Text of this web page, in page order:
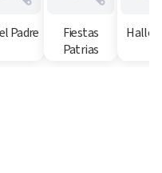
Padre
Fiestas
Patrias